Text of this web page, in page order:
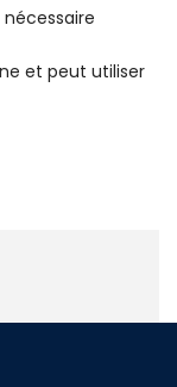
et peut utiliser